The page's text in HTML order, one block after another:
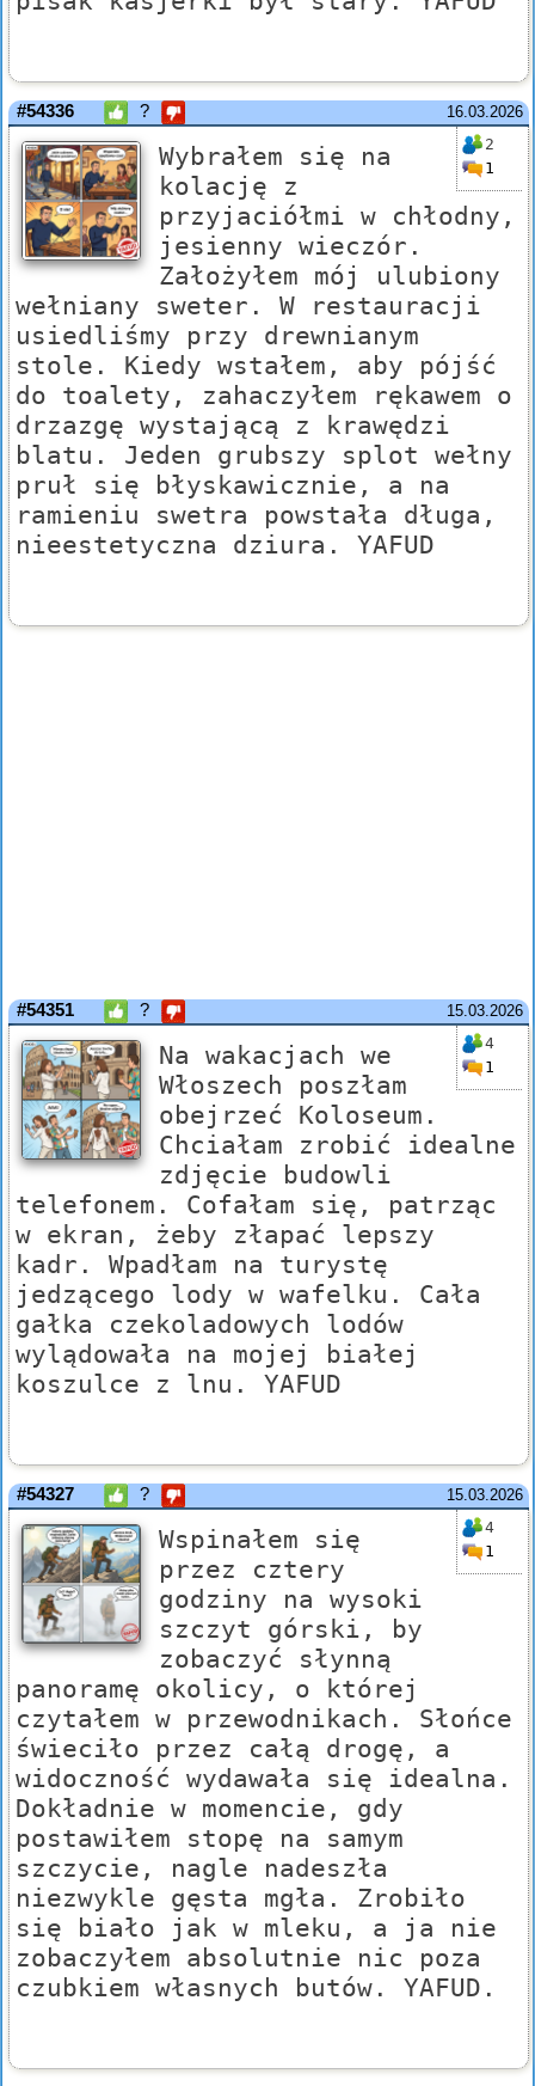
16.03.2026
#54336 ?
2
1
Wybrałem się na
kolację z
przyjaciółmi w chłodny,
jesienny wieczór.
Założyłem mój ulubiony
wełniany sweter. W restauracji
usiedliśmy przy drewnianym
stole. Kiedy wstałem, aby pójść
do toalety, zahaczyłem rękawem o
drzazgę wystającą z krawędzi
blatu. Jeden grubszy splot wełny
pruł się błyskawicznie, a na
ramieniu swetra powstała długa,
nieestetyczna dziura. YAFUD
15.03.2026
#54351 ?
4
1
Na wakacjach we
Włoszech poszłam
obejrzeć Koloseum.
Chciałam zrobić idealne
zdjęcie budowli
telefonem. Cofałam się, patrząc
w ekran, żeby złapać lepszy
kadr. Wpadłam na turystę
jedzącego lody w wafelku. Cała
gałka czekoladowych lodów
wylądowała na mojej białej
koszulce z lnu. YAFUD
15.03.2026
#54327 ?
4
1
Wspinałem się
przez cztery
godziny na wysoki
szczyt górski, by
zobaczyć słynną
panoramę okolicy, o której
czytałem w przewodnikach. Słońce
świeciło przez całą drogę, a
widoczność wydawała się idealna.
Dokładnie w momencie, gdy
postawiłem stopę na samym
szczycie, nagle nadeszła
niezwykle gęsta mgła. Zrobiło
się biało jak w mleku, a ja nie
zobaczyłem absolutnie nic poza
czubkiem własnych butów. YAFUD.